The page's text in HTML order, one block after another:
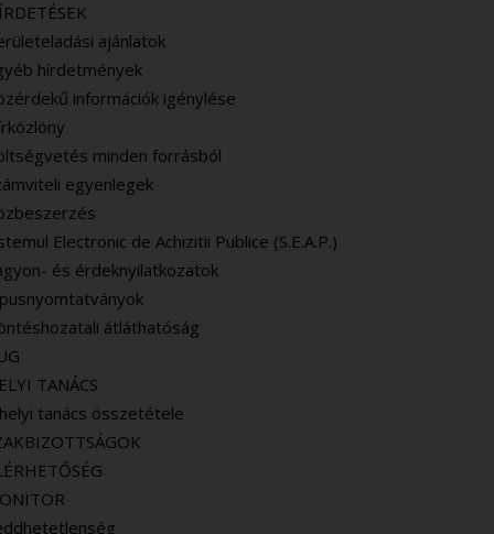
ajánlatok
hírdetmények
információk igénylése
minden forrásból
egyenlegek
Electronic de Achizitii Publice (S.E.A.P.)
és érdeknyilatkozatok
átláthatóság
TANÁCS
tanács összetétele